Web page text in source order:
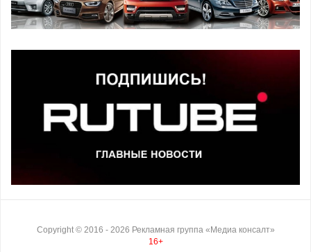
Copyright © 2016 - 2026 Рекламная группа «Медиа консалт»
16+